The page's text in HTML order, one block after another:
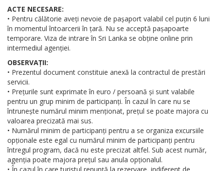
ACTE NECESARE:
• Pentru călătorie aveți nevoie de pașaport valabil cel puțin 6 luni
în momentul întoarcerii în țară. Nu se acceptă pașapoarte
temporare. Viza de intrare în Sri Lanka se obține online prin
intermediul agenției.
OBSERVAȚII:
• Prezentul document constituie anexă la contractul de prestări
servicii.
• Prețurile sunt exprimate în euro / persoană și sunt valabile
pentru un grup minim de participanți. În cazul în care nu se
întrunește numărul minim menționat, prețul se poate majora cu
valoarea precizată mai sus.
• Numărul minim de participanți pentru a se organiza excursiile
opționale este egal cu numărul minim de participanți pentru
întregul program, dacă nu este precizat altfel. Sub acest număr,
agenția poate majora prețul sau anula opționalul.